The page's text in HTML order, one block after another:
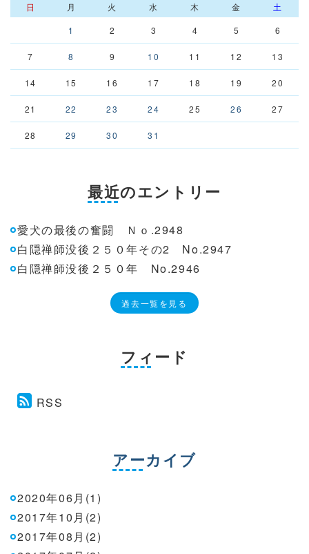
日 月 火 水 木 金
土
1
2 3 4 5 6
7 8 9 10 11 12 13
14 15 16 17 18 19 20
21 22 23 24 25 26 27
28 29 30 31
最近のエントリー
愛犬の最後の奮闘 Ｎｏ.2948
白隠禅師没後２５０年その2 No.2947
白隠禅師没後２５０年 No.2946
過去一覧を見る
フィード
RSS
アーカイブ
2020年06月(1)
2017年10月(2)
2017年08月(2)